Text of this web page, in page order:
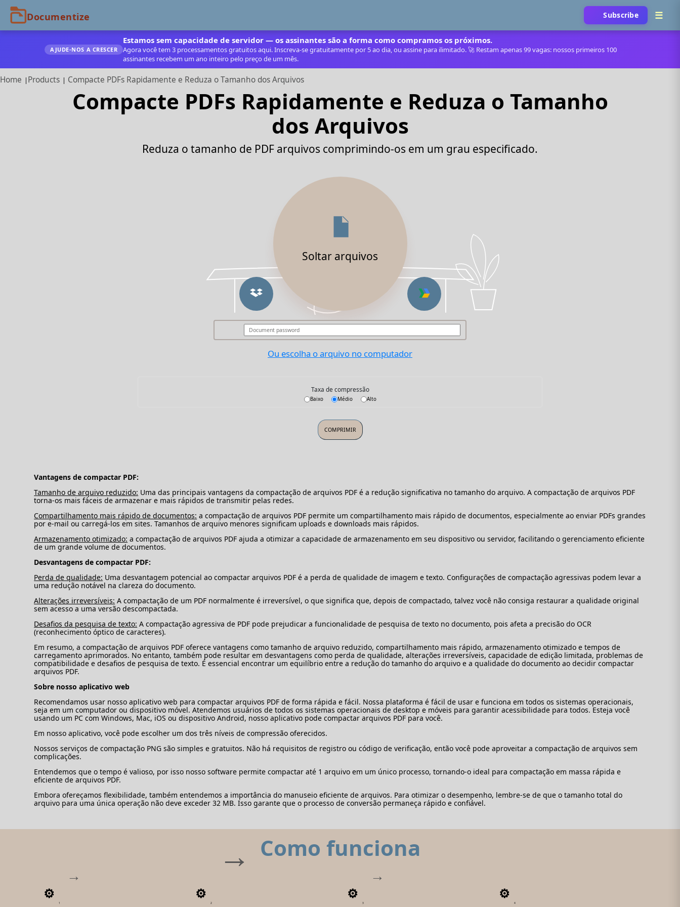
Subscribe
AJUDE‑NOS A CRESCER
Estamos sem capacidade de servidor — os assinantes são a forma como compramos os próximos.
Agora você tem 3 processamentos gratuitos aqui. Inscreva‑se gratuitamente por 5 ao dia, ou assine para ilimitado. 🚀 Restam apenas 99 vagas: nossos primeiros 100
assinantes recebem um ano inteiro pelo preço de um mês.
Home Products Compacte PDFs Rapidamente e Reduza o Tamanho dos Arquivos
Compacte PDFs Rapidamente e Reduza o Tamanho
dos Arquivos
Reduza o tamanho de PDF arquivos comprimindo-os em um grau especificado.
Soltar arquivos
Ou escolha o arquivo no computador
Taxa de compressão
Baixo Médio Alto
Vantagens de compactar PDF:
Tamanho de arquivo reduzido: Uma das principais vantagens da compactação de arquivos PDF é a redução significativa no tamanho do arquivo. A compactação de arquivos PDF
torna-os mais fáceis de armazenar e mais rápidos de transmitir pelas redes.
Compartilhamento mais rápido de documentos: a compactação de arquivos PDF permite um compartilhamento mais rápido de documentos, especialmente ao enviar PDFs grandes
por e-mail ou carregá-los em sites. Tamanhos de arquivo menores significam uploads e downloads mais rápidos.
Armazenamento otimizado: a compactação de arquivos PDF ajuda a otimizar a capacidade de armazenamento em seu dispositivo ou servidor, facilitando o gerenciamento eficiente
de um grande volume de documentos.
Desvantagens de compactar PDF:
Perda de qualidade: Uma desvantagem potencial ao compactar arquivos PDF é a perda de qualidade de imagem e texto. Configurações de compactação agressivas podem levar a
uma redução notável na clareza do documento.
Alterações irreversíveis: A compactação de um PDF normalmente é irreversível, o que significa que, depois de compactado, talvez você não consiga restaurar a qualidade original
sem acesso a uma versão descompactada.
Desafios da pesquisa de texto: A compactação agressiva de PDF pode prejudicar a funcionalidade de pesquisa de texto no documento, pois afeta a precisão do OCR
(reconhecimento óptico de caracteres).
Em resumo, a compactação de arquivos PDF oferece vantagens como tamanho de arquivo reduzido, compartilhamento mais rápido, armazenamento otimizado e tempos de
carregamento aprimorados. No entanto, também pode resultar em desvantagens como perda de qualidade, alterações irreversíveis, capacidade de edição limitada, problemas de
compatibilidade e desafios de pesquisa de texto. É essencial encontrar um equilíbrio entre a redução do tamanho do arquivo e a qualidade do documento ao decidir compactar
arquivos PDF.
Sobre nosso aplicativo web
Recomendamos usar nosso aplicativo web para compactar arquivos PDF de forma rápida e fácil. Nossa plataforma é fácil de usar e funciona em todos os sistemas operacionais,
seja em um computador ou dispositivo móvel. Atendemos usuários de todos os sistemas operacionais de desktop e móveis para garantir acessibilidade para todos. Esteja você
usando um PC com Windows, Mac, iOS ou dispositivo Android, nosso aplicativo pode compactar arquivos PDF para você.
Em nosso aplicativo, você pode escolher um dos três níveis de compressão oferecidos.
Nossos serviços de compactação PNG são simples e gratuitos. Não há requisitos de registro ou código de verificação, então você pode aproveitar a compactação de arquivos sem
complicações.
Entendemos que o tempo é valioso, por isso nosso software permite compactar até 1 arquivo em um único processo, tornando-o ideal para compactação em massa rápida e
eficiente de arquivos PDF.
Embora ofereçamos flexibilidade, também entendemos a importância do manuseio eficiente de arquivos. Para otimizar o desempenho, lembre-se de que o tamanho total do
arquivo para uma única operação não deve exceder 32 MB. Isso garante que o processo de conversão permaneça rápido e confiável.
Como funciona
1 2 3 4